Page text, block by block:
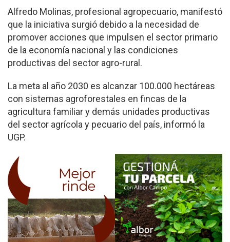
Alfredo Molinas, profesional agropecuario, manifestó
que la iniciativa surgió debido a la necesidad de
promover acciones que impulsen el sector primario
de la economía nacional y las condiciones
productivas del sector agro-rural.
La meta al año 2030 es alcanzar 100.000 hectáreas
con sistemas agroforestales en fincas de la
agricultura familiar y demás unidades productivas
del sector agrícola y pecuario del país, informó la
UGP.